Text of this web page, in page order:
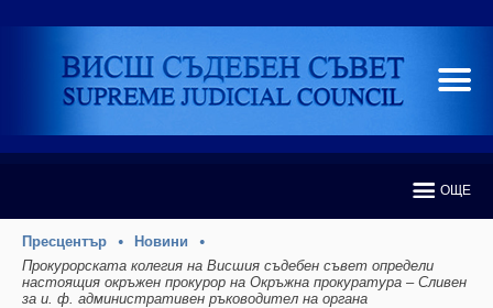
ОЩЕ
Пресцентър
Новини
Прокурорската колегия на Висшия съдебен съвет определи
настоящия окръжен прокурор на Окръжна прокуратура – Сливен
за и. ф. административен ръководител на органа